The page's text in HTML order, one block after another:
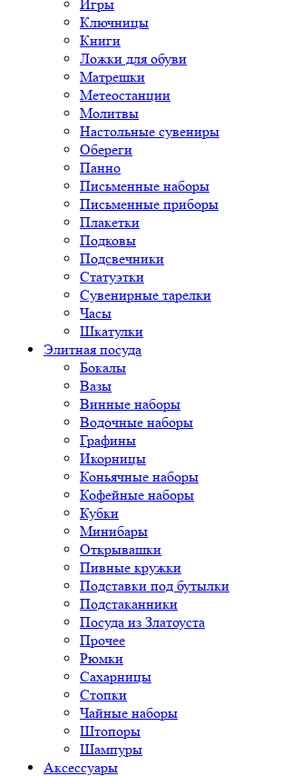
Игры
Ключницы
Книги
Ложки для обуви
Матрешки
Метеостанции
Молитвы
Настольные сувениры
Обереги
Панно
Письменные наборы
Письменные приборы
Плакетки
Подковы
Подсвечники
Статуэтки
Сувенирные тарелки
Часы
Шкатулки
Элитная посуда
Бокалы
Вазы
Винные наборы
Водочные наборы
Графины
Икорницы
Коньячные наборы
Кофейные наборы
Кубки
Минибары
Открывашки
Пивные кружки
Подставки под бутылки
Подстаканники
Посуда из Златоуста
Прочее
Рюмки
Сахарницы
Стопки
Чайные наборы
Штопоры
Шампуры
Аксессуары